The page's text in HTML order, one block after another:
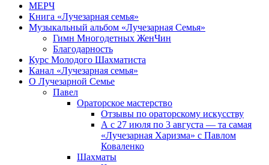
МЕРЧ
Книга «Лучезарная семья»
Музыкальный альбом «Лучезарная Семья»
Гимн Многодетных ЖенЧин
Благодарность
Курс Молодого Шахматиста
Канал «Лучезарная семья»
О Лучезарной Семье
Павел
Ораторское мастерство
Отзывы по ораторскому искусству
А с 27 июля по 3 августа — та самая
«Лучезарная Харизма» с Павлом
Коваленко
Шахматы